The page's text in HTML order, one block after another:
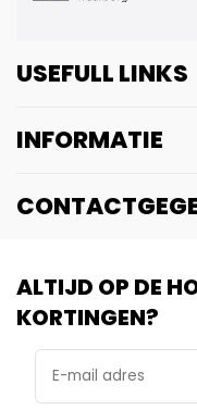
USEFULL LINKS
INFORMATIE
ALTIJD OP DE
KORTINGEN?